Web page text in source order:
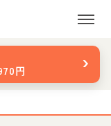
円
›